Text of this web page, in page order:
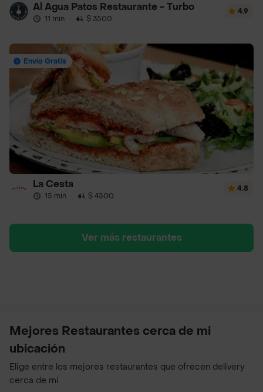
Al Agua Patos Restaurante - Turbo
11 min · $ 3500
4.9
Envío Gratis
La Cesta
15 min · $ 4500
4.8
Ver más restaurantes
Mejores Restaurantes cerca de mi
ubicación
Elige entre los mejores restaurantes que ofrecen delivery
cerca de mí